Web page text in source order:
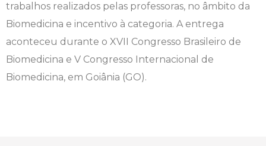
trabalhos realizados pelas professoras, no âmbito da
Biomedicina e incentivo à categoria. A entrega
aconteceu durante o XVII Congresso Brasileiro de
Biomedicina e V Congresso Internacional de
Biomedicina, em Goiânia (GO).
Engenharia de Software
Engenharia Elétrica
Engenharia Mecânica
Ensalamento
Horário de Aulas
Manual do Acadêmico
Editais
Extensão
Infocampo